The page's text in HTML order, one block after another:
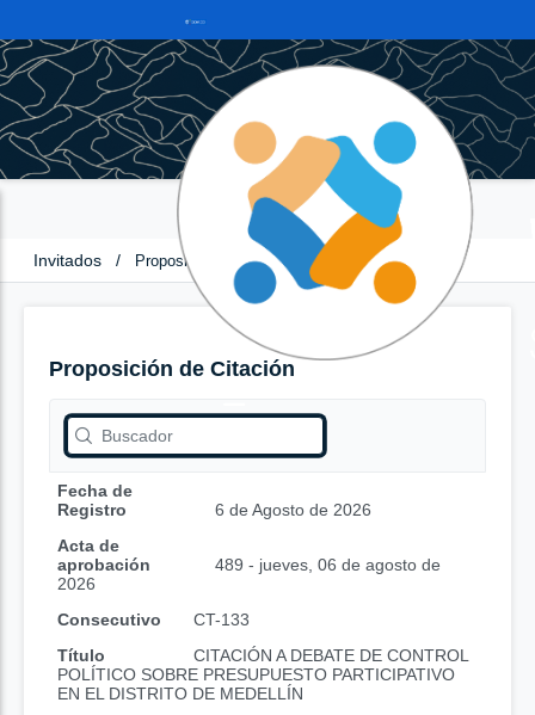
Invitados / Proposición de Citación
Proposición de Citación
Fecha de
Registro
6 de Agosto de 2026
Acta de
aprobación
489 - jueves, 06 de agosto de
2026
Consecutivo
CT-133
Título
CITACIÓN A DEBATE DE CONTROL
POLÍTICO SOBRE PRESUPUESTO PARTICIPATIVO
EN EL DISTRITO DE MEDELLÍN